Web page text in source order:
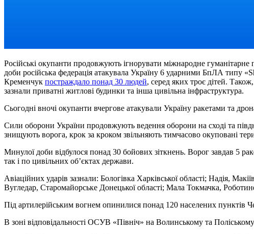
Російські окупанти продовжують ігнорувати міжнародне
доби російська федерація атакувала Україну 6 ударними БпЛА типу
Кременчук постраждало понад 30 людей, серед яких троє дітей.
зазнали приватні житлові будинки та інша цивільна інфраструктура.
Сьогодні вночі окупанти вчергове атакували Україну ракетами та
Сили оборони України продовжують ведення оборони на сході та
знищують ворога, крок за кроком звільняють тимчасово окуповані
Минулої доби відбулося понад 30 бойових зіткнень. Ворог завдав 5
так і по цивільних об’єктах держави.
Авіаційних ударів зазнали: Бологівка Харківської області; Надія,
Вугледар, Старомайорське Донецької області; Мала Токмачка,
Під артилерійським вогнем опинилися понад 120 населених пунктів
В зоні відповідальності ОСУВ «Північ» на Волинському та